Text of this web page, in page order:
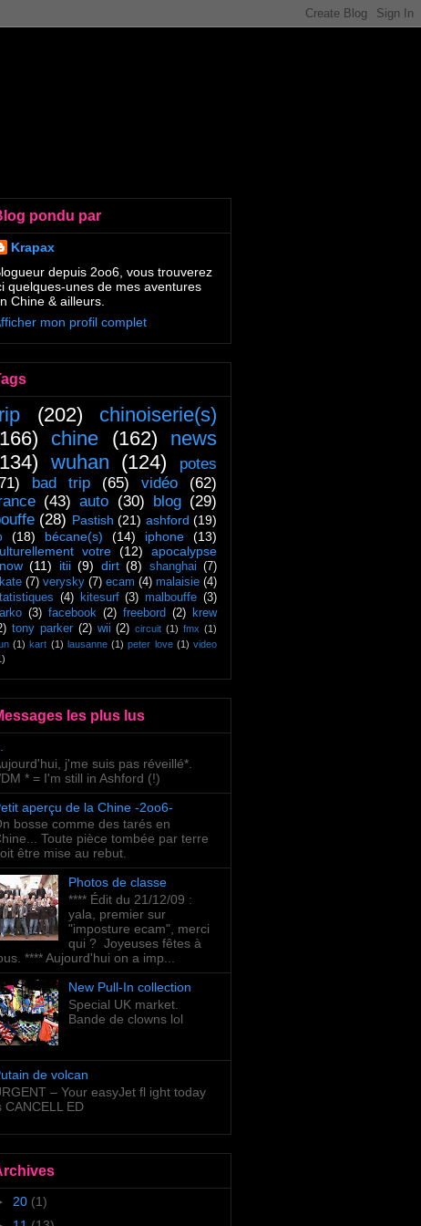
pondu par
Krapax
depuis 2oo6, vous trouverez
quelques-unes de mes aventures
Chine & ailleurs.
mon profil complet
(202)
chinoiserie(s)
chine (162)
news
wuhan (124)
potes
bad trip (65) vidéo
(62)
(43) auto (30) blog (29)
(28) Pastish (21) ashford (19)
(18) bécane(s) (14) iphone
(13)
votre (12)
apocalypse
(11) itii (9) dirt (8) shanghai (7)
(7) verysky (7) ecam (4) malaisie (4)
(4) kitesurf (3) malbouffe (3)
(3) facebook (2) freebord (2)
krew
tony parker (2) wii (2) circuit (1) fmx (1)
(1) kart (1) lausanne (1) peter love (1) video
les plus lus
j'me suis pas réveillé*.
* = I'm still in Ashford (!)
aperçu de la Chine -2oo6-
bosse comme des tarés en
Toute pièce tombée par terre
être mise au rebut.
Photos de classe
**** Édit du 21/12/09 :
yala, premier sur
"imposture ecam", merci
qui ? Joyeuses fêtes à
**** Aujourd'hui on a imp...
New Pull-In collection
Special UK market.
Bande de clowns lol
de volcan
– Your easyJet fl ight today
CANCELL ED
20 (1)